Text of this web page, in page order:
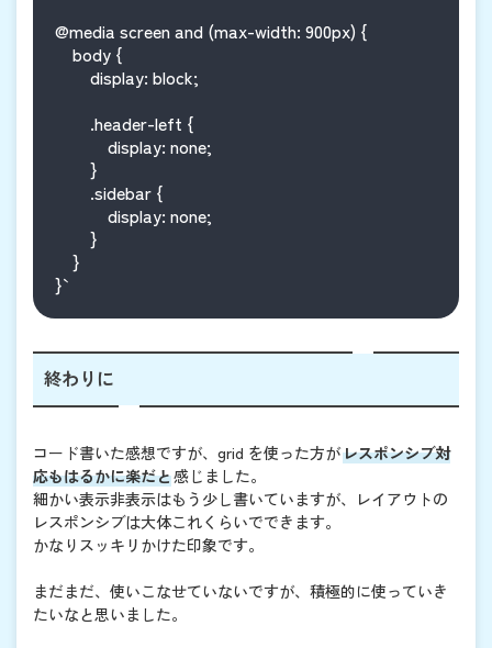
@media screen and (max-width: 900px) {
    body {
        display: block;
        .header-left {
            display: none;
        }
        .sidebar {
            display: none;
        }
    }
}`
終わりに
コード書いた感想ですが、grid を使った方がレスポンシブ対
応もはるかに楽だと感じました。
細かい表示非表示はもう少し書いていますが、レイアウトの
レスポンシブは大体これくらいでできます。
かなりスッキリかけた印象です。
まだまだ、使いこなせていないですが、積極的に使っていき
たいなと思いました。